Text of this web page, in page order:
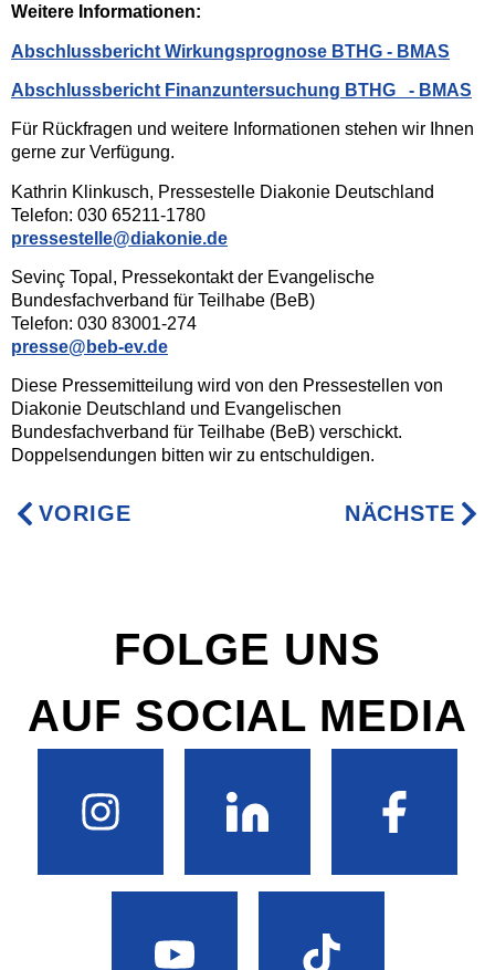
Weitere Informationen:
Abschlussbericht Wirkungsprognose BTHG - BMAS
Abschlussbericht Finanzuntersuchung BTHG - BMAS
Für Rückfragen und weitere Informationen stehen wir Ihnen
gerne zur Verfügung.
Kathrin Klinkusch, Pressestelle Diakonie Deutschland
Telefon: 030 65211-1780
pressestelle@diakonie.de
Sevinç Topal, Pressekontakt der Evangelische
Bundesfachverband für Teilhabe (BeB)
Telefon: 030 83001-274
presse@beb-ev.de
Diese Pressemitteilung wird von den Pressestellen von
Diakonie Deutschland und Evangelischen
Bundesfachverband für Teilhabe (BeB) verschickt.
Doppelsendungen bitten wir zu entschuldigen.
VORIGE NÄCHSTE
FOLGE UNS
AUF SOCIAL MEDIA